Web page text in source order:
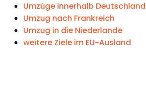
Umzüge innerhalb
Umzug nach Frankreich
Umzug in die Niederlande
weitere Ziele im EU-Ausland